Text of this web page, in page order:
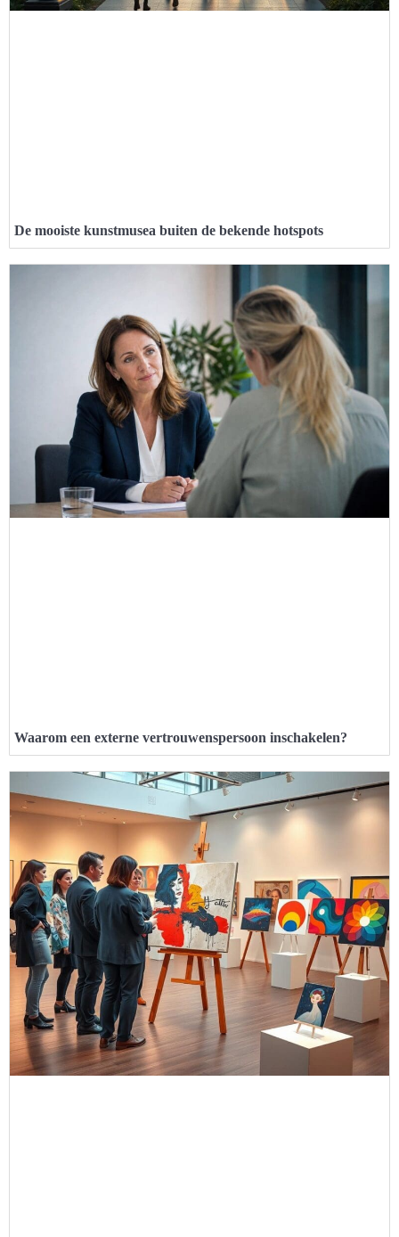
De mooiste kunstmusea buiten de bekende hotspots
Waarom een externe vertrouwenspersoon inschakelen?